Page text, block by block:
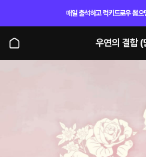
매일 출석하고 럭키드로우 뽑
우연의 결합 (